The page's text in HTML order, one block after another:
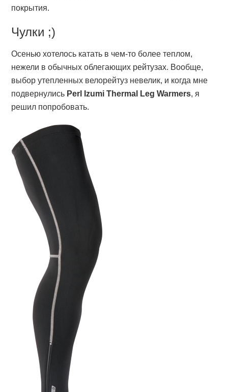
покрытия.
Чулки ;)
Осенью хотелось катать в чем-то более теплом,
нежели в обычных облегающих рейтузах. Вообще,
выбор утепленных велорейтуз невелик, и когда мне
подвернулись Perl Izumi Thermal Leg Warmers, я
решил попробовать.